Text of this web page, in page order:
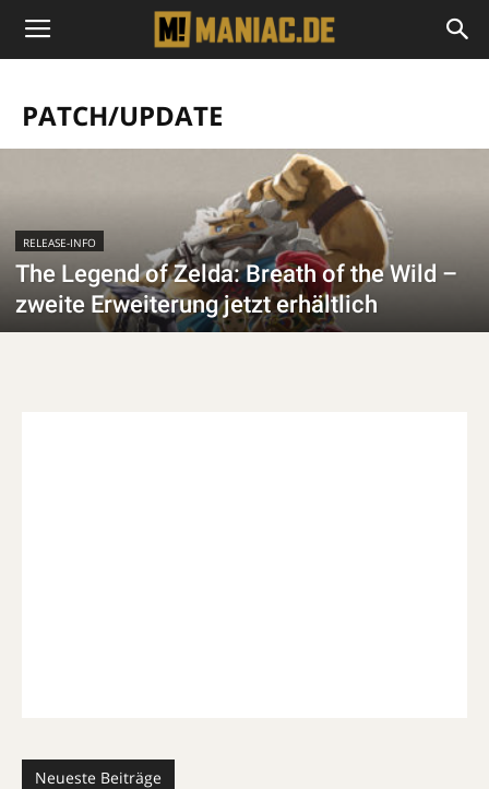
PATCH/UPDATE
RELEASE-INFO
The Legend of Zelda: Breath of the Wild –
zweite Erweiterung jetzt erhältlich
Neueste Beiträge